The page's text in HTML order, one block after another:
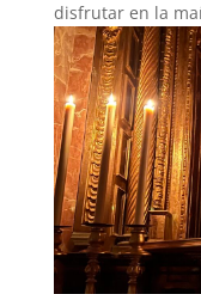
disfrutar en la